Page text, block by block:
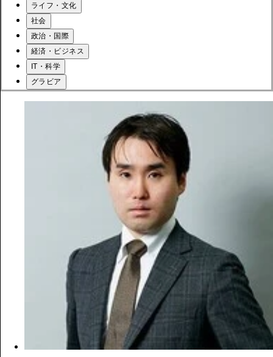
ライフ・文化
社会
政治・国際
経済・ビジネス
IT・科学
グラビア